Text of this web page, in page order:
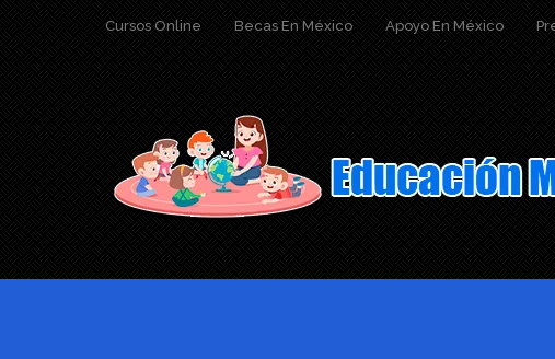
Cursos Online Becas En México Apoyo En México